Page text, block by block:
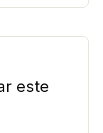
este